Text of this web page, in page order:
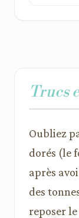
Trucs
Oubliez
dorés (le
après
des
reposer